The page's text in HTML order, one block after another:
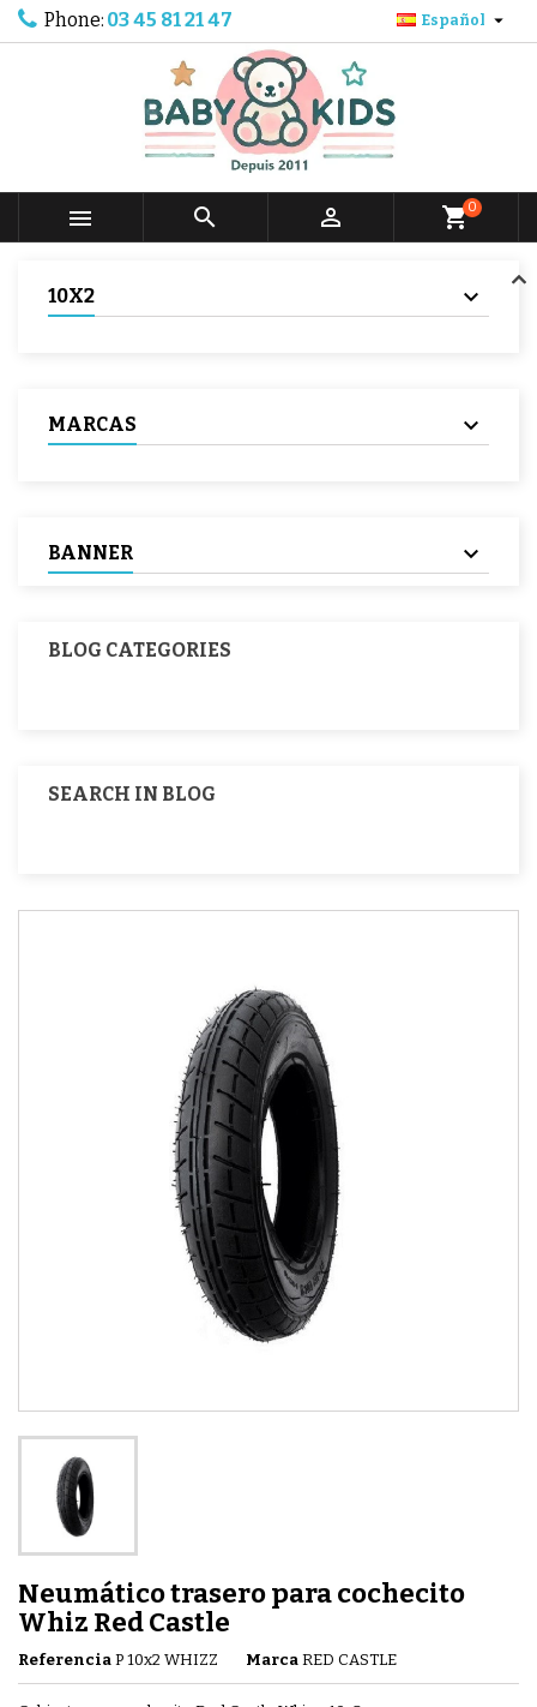
Phone: 03 45 81 21 47 Español 
   shopping_cart0
10X2
MARCAS
BANNER
BLOG CATEGORIES
SEARCH IN BLOG
Neumático trasero para cochecito
Whiz Red Castle
Referencia P 10x2 WHIZZ Marca RED CASTLE